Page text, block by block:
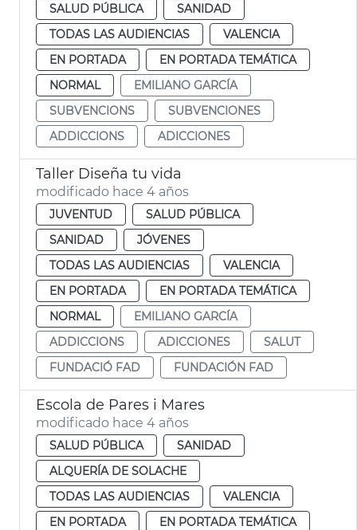
SALUD PÚBLICA
SANIDAD
TODAS LAS AUDIENCIAS
VALENCIA
EN PORTADA
EN PORTADA TEMÁTICA
NORMAL
EMILIANO GARCÍA
SUBVENCIONS
SUBVENCIONES
ADDICCIONS
ADICCIONES
Taller Diseña tu vida
modificado hace 4 años
JUVENTUD
SALUD PÚBLICA
SANIDAD
JÓVENES
TODAS LAS AUDIENCIAS
VALENCIA
EN PORTADA
EN PORTADA TEMÁTICA
NORMAL
EMILIANO GARCÍA
ADDICCIONS
ADICCIONES
SALUT
FUNDACIÓ FAD
FUNDACIÓN FAD
Escola de Pares i Mares
modificado hace 4 años
SALUD PÚBLICA
SANIDAD
ALQUERÍA DE SOLACHE
TODAS LAS AUDIENCIAS
VALENCIA
EN PORTADA
EN PORTADA TEMÁTICA